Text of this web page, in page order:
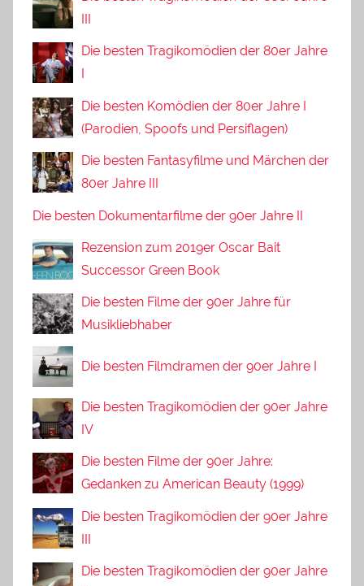
III
Die besten Tragikomödien der 80er Jahre
Die besten Komödien der 80er Jahre I
(Parodien, Spoofs und Persiflagen)
Die besten Fantasyfilme und Märchen der
80er Jahre III
Die besten Dokumentarfilme der 90er Jahre II
Rezension zum 2019er Oscar Bait
Successor Green Book
Die besten Filme der 90er Jahre für
Musikliebhaber
Die besten Filmdramen der 90er Jahre I
Die besten Tragikomödien der 90er Jahre
IV
Die besten Filme der 90er Jahre:
Gedanken zu American Beauty (1999)
Die besten Tragikomödien der 90er Jahre
III
Die besten Tragikomödien der 90er Jahre